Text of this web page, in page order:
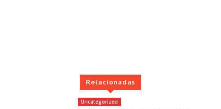
Relacionadas
Uncategorized